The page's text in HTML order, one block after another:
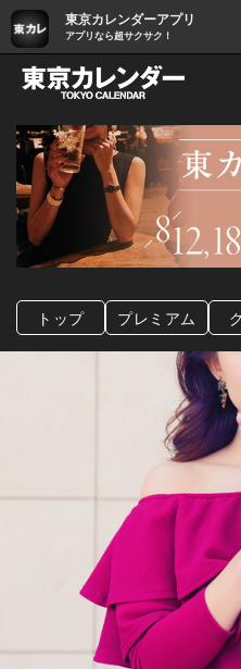
東京カレンダーアプリ
アプリなら超サクサク！
グル
トップ プレミアム